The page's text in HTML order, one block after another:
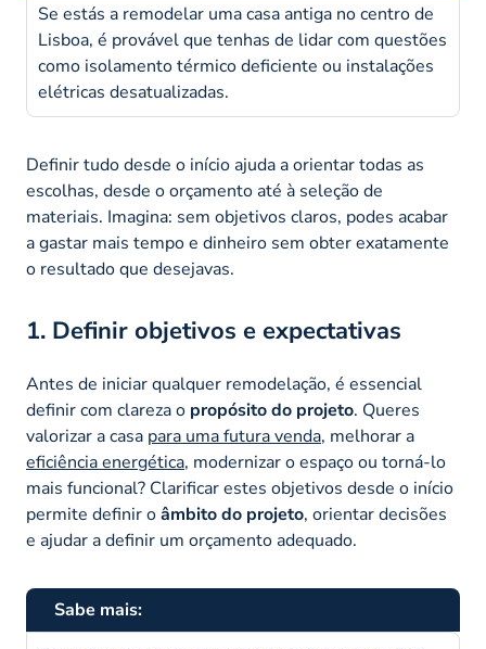
Se estás a remodelar uma casa antiga no centro de
Lisboa, é provável que tenhas de lidar com questões
como isolamento térmico deficiente ou instalações
elétricas desatualizadas.
Definir tudo desde o início ajuda a orientar todas as
escolhas, desde o orçamento até à seleção de
materiais. Imagina: sem objetivos claros, podes acabar
a gastar mais tempo e dinheiro sem obter exatamente
o resultado que desejavas.
1. Definir objetivos e expectativas
Antes de iniciar qualquer remodelação, é essencial
definir com clareza o propósito do projeto. Queres
valorizar a casa para uma futura venda, melhorar a
eficiência energética, modernizar o espaço ou torná-lo
mais funcional? Clarificar estes objetivos desde o início
permite definir oâmbito do projeto, orientar decisões
e ajudar a definir um orçamento adequado.
Sabe mais: